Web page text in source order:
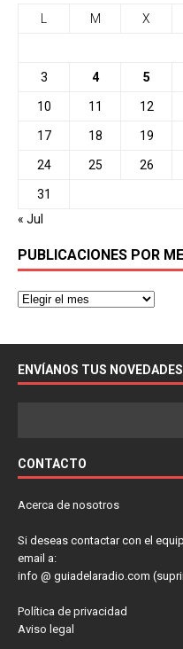
M X
3 4 5
10 11 12
17 18 19
24 25 26
31
« Jul
PUBLICACIONES POR
ENVÍANOS TUS NOVEDADES
CONTACTO
Acerca de nosotros
Si deseas contactar con el
email a:
info @ guiadelaradio.com
Política de privacidad
Aviso legal